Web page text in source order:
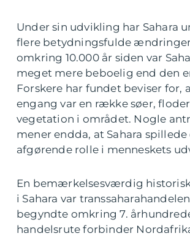
Under sin udvikling har Sahara
flere betydningsfulde
omkring 10.000 år siden var
meget mere beboelig end den
Forskere har fundet beviser for,
engang var en række søer,
vegetation i området. Nogle
mener endda, at Sahara spillede
afgørende rolle i menneskets
En bemærkelsesværdig
i Sahara var
begyndte omkring 7.
handelsrute forbinder